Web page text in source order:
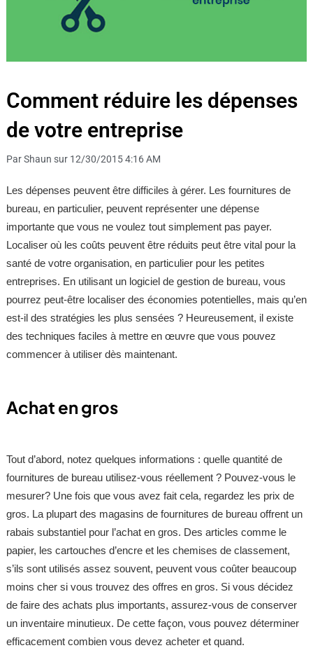
Comment réduire les dépenses
de votre entreprise
Par Shaun sur 12/30/2015 4:16 AM
Les dépenses peuvent être difficiles à gérer. Les fournitures de
bureau, en particulier, peuvent représenter une dépense
importante que vous ne voulez tout simplement pas payer.
Localiser où les coûts peuvent être réduits peut être vital pour la
santé de votre organisation, en particulier pour les petites
entreprises. En utilisant un logiciel de gestion de bureau, vous
pourrez peut-être localiser des économies potentielles, mais qu’en
est-il des stratégies les plus sensées ? Heureusement, il existe
des techniques faciles à mettre en œuvre que vous pouvez
commencer à utiliser dès maintenant.
Achat en gros
Tout d’abord, notez quelques informations : quelle quantité de
fournitures de bureau utilisez-vous réellement ? Pouvez-vous le
mesurer? Une fois que vous avez fait cela, regardez les prix de
gros. La plupart des magasins de fournitures de bureau offrent un
rabais substantiel pour l’achat en gros. Des articles comme le
papier, les cartouches d’encre et les chemises de classement,
s’ils sont utilisés assez souvent, peuvent vous coûter beaucoup
moins cher si vous trouvez des offres en gros. Si vous décidez
de faire des achats plus importants, assurez-vous de conserver
un inventaire minutieux. De cette façon, vous pouvez déterminer
efficacement combien vous devez acheter et quand.